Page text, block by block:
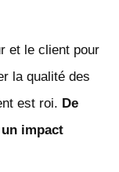
et le client pour
la qualité des
est roi. De
impact